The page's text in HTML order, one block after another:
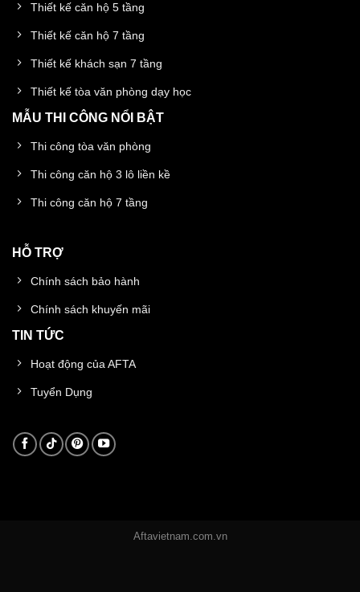
Thiết kế căn hộ 5 tầng
Thiết kế căn hộ 7 tầng
Thiết kế khách sạn 7 tầng
Thiết kế tòa văn phòng dạy học
MẪU THI CÔNG NỔI BẬT
Thi công tòa văn phòng
Thi công căn hộ 3 lô liền kề
Thi công căn hộ 7 tầng
HỖ TRỢ
Chính sách bảo hành
Chính sách khuyến mãi
TIN TỨC
Hoạt động của AFTA
Tuyển Dụng
Aftavietnam.com.vn